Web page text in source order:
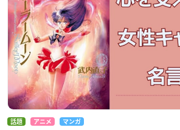
話題 アニメ マンガ